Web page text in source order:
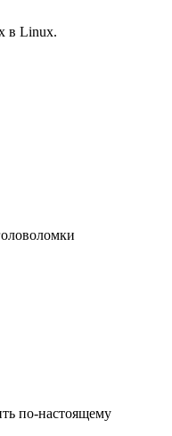
в Linux.
по‑настоящему